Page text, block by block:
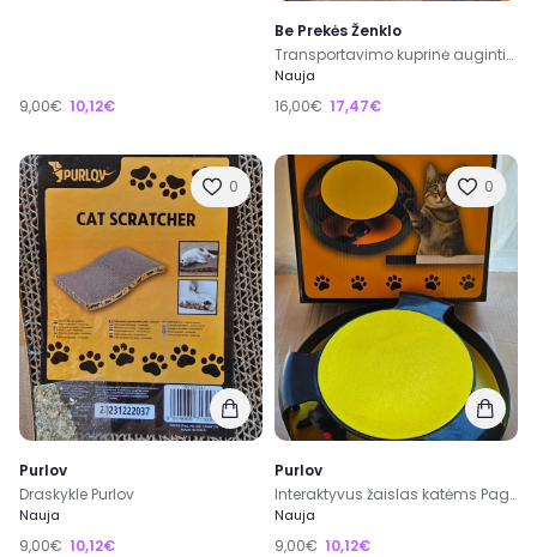
9,00€ 10,12€
Be Prekės Ženklo
Transportavimo kuprinė augintiniui
Nauja
16,00€ 17,47€
0
Purlov
Draskykle Purlov
Nauja
9,00€ 10,12€
0
Purlov
Interaktyvus žaislas katėms Pagauk pele
Nauja
9,00€ 10,12€